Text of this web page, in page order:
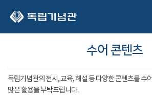
수어 콘텐츠
독립기념관의 전시, 교육, 해설 등 다양한 콘텐츠를 수
많은 활용을 부탁드립니다.